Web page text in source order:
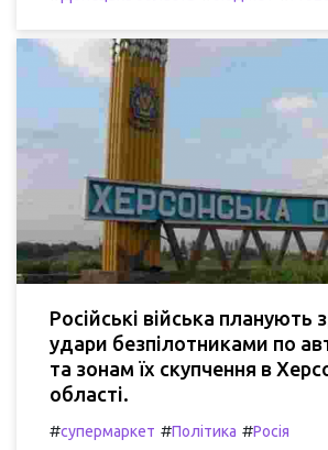
Російські війська планують
удари безпілотниками по
та зонам їх скупчення в
області.
#супермаркет #Політика #Росія